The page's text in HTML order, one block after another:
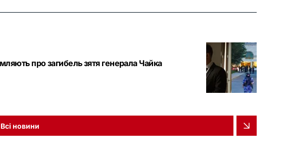
про загибель зятя генерала Чайка
Всі новини